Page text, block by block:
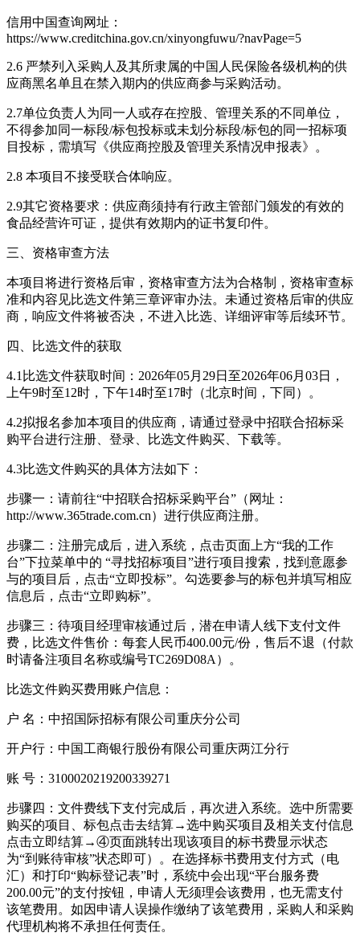
信用中国查询网址：
https://www.creditchina.gov.cn/xinyongfuwu/?navPage=5
2.6 严禁列入采购人及其所隶属的中国人民保险各级机构的供
应商黑名单且在禁入期内的供应商参与采购活动。
2.7单位负责人为同一人或存在控股、管理关系的不同单位，
不得参加同一标段/标包投标或未划分标段/标包的同一招标项
目投标，需填写《供应商控股及管理关系情况申报表》。
2.8 本项目不接受联合体响应。
2.9其它资格要求：供应商须持有行政主管部门颁发的有效的
食品经营许可证，提供有效期内的证书复印件。
三、资格审查方法
本项目将进行资格后审，资格审查方法为合格制，资格审查标
准和内容见比选文件第三章评审办法。未通过资格后审的供应
商，响应文件将被否决，不进入比选、详细评审等后续环节。
四、比选文件的获取
4.1比选文件获取时间：2026年05月29日至2026年06月03日，
上午9时至12时，下午14时至17时（北京时间，下同）。
4.2拟报名参加本项目的供应商，请通过登录中招联合招标采
购平台进行注册、登录、比选文件购买、下载等。
4.3比选文件购买的具体方法如下：
步骤一：请前往“中招联合招标采购平台”（网址：
http://www.365trade.com.cn）进行供应商注册。
步骤二：注册完成后，进入系统，点击页面上方“我的工作
台”下拉菜单中的 “寻找招标项目”进行项目搜索，找到意愿参
与的项目后，点击“立即投标”。勾选要参与的标包并填写相应
信息后，点击“立即购标”。
步骤三：待项目经理审核通过后，潜在申请人线下支付文件
费，比选文件售价：每套人民币400.00元/份，售后不退（付款
时请备注项目名称或编号TC269D08A）。
比选文件购买费用账户信息：
户 名：中招国际招标有限公司重庆分公司
开户行：中国工商银行股份有限公司重庆两江分行
账 号：3100020219200339271
步骤四：文件费线下支付完成后，再次进入系统。选中所需要
购买的项目、标包点击去结算→选中购买项目及相关支付信息
点击立即结算→④页面跳转出现该项目的标书费显示状态
为“到账待审核”状态即可）。在选择标书费用支付方式（电
汇）和打印“购标登记表”时，系统中会出现“平台服务费
200.00元”的支付按钮，申请人无须理会该费用，也无需支付
该笔费用。如因申请人误操作缴纳了该笔费用，采购人和采购
代理机构将不承担任何责任。